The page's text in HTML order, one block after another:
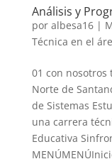
Análisis y
por albesa16|
Técnica en el
01 con nosotros
Norte de
de Sistemas
una carrera
Educativa